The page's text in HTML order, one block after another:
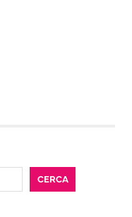
CERCA